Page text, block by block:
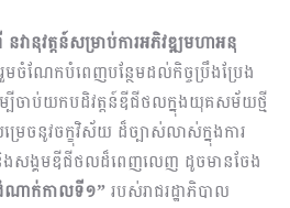
នវានុវត្តន៍សម្រាប់ការអភិវឌ្ឍមហាអនុ
មចំណែកបំពេញបន្ថែមដល់កិច្ចប្រឹងប្រែង
ម្បីចាប់យកបដិវត្តន៍ឌីជីថលក្នុងយុគសម័យថ្មី
ចនូវចក្ខុវិស័យ ដ៏ច្បាស់លាស់ក្នុងការ
និងសង្គមឌីជីថលដ៏ពេញលេញ ដូចមានចែង
ណាក់កាលទី១”របស់រាជរដ្ឋាភិបាល